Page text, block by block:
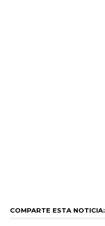
COMPARTE ESTA NOTICIA: